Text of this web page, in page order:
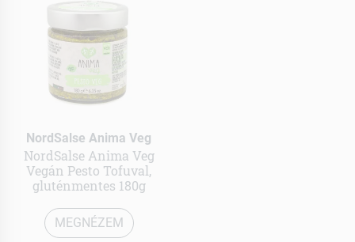
NordSalse Anima Veg
NordSalse Anima Veg
Vegán Pesto Tofuval,
gluténmentes 180g
MEGNÉZEM